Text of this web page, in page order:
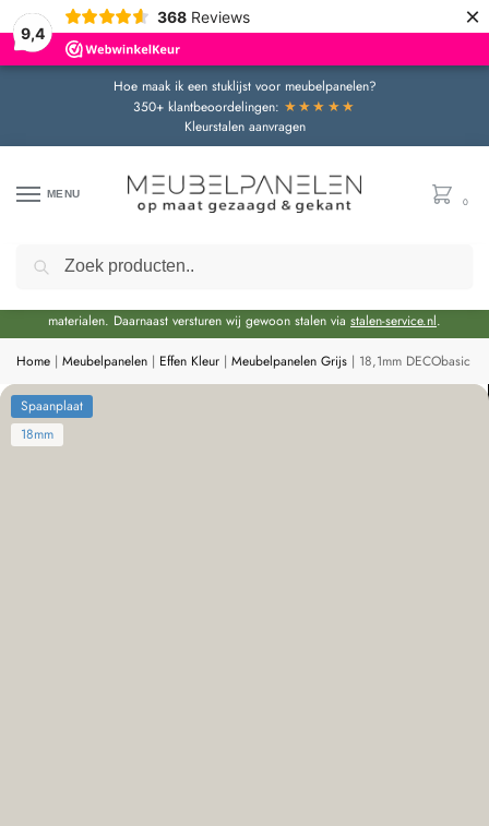
9,4
368 Reviews ×
Hoe maak ik een stuklijst voor meubelpanelen?
350+ klantbeoordelingen: ★★★★★
Kleurstalen aanvragen
MENU
0
Door de bouwvakperiode geldt momenteel een extra levertijd van circa 3 weken
materialen. Daarnaast versturen wij gewoon stalen via stalen-service.nl.
Home | Meubelpanelen | Effen Kleur | Meubelpanelen Grijs | 18,1mm DECObasic
Spaanplaat
18mm